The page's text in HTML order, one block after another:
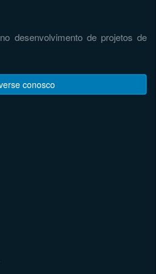
desenvolvimento de projetos de
conosco